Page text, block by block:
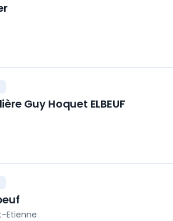
Guy Hoquet ELBEUF
Etienne